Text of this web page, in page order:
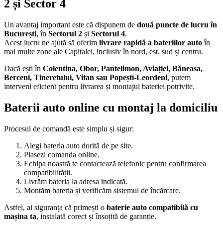
2 și Sector 4
Un avantaj important este că dispunem de două puncte de lucru în
București, în Sectorul 2 și Sectorul 4.
Acest lucru ne ajută să oferim livrare rapidă a bateriilor autoîn
mai multe zone ale Capitalei, inclusiv în nord, est, sud și centru.
Dacă ești în Colentina, Obor, Pantelimon, Aviației, Băneasa,
Berceni, Tineretului, Vitan sau Popești-Leordeni, putem
interveni eficient pentru livrarea și montajul bateriei potrivite.
Baterii auto online cu montaj la domiciliu
Procesul de comandă este simplu și sigur:
Alegi bateria auto dorită de pe site.
Plasezi comanda online.
Echipa noastră te contactează telefonic pentru confirmarea
compatibilității.
Livrăm bateria la adresa indicată.
Montăm bateria și verificăm sistemul de încărcare.
Astfel, ai siguranța că primești o baterie auto compatibilă cu
mașina ta, instalată corect și însoțită de garanție.